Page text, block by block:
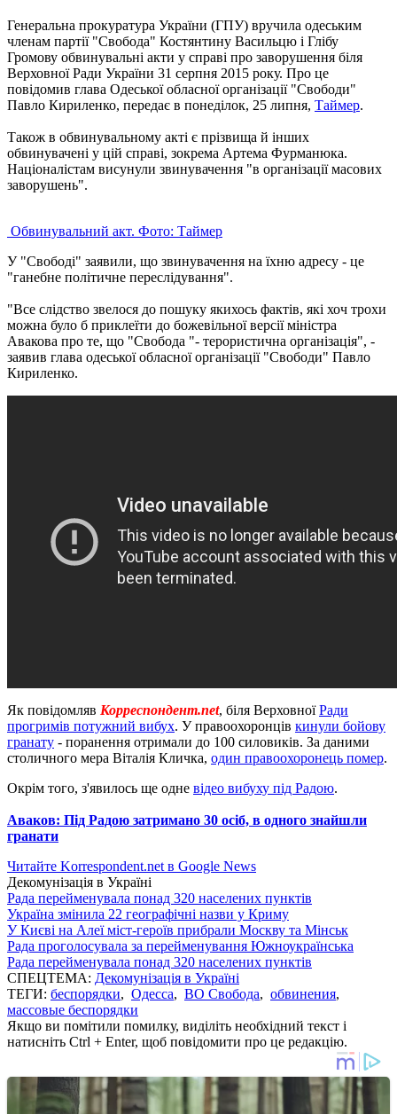
Генеральна прокуратура України (ГПУ) вручила одеським
членам партії "Свобода" Костянтину Васильцю і Глібу
Громову обвинувальні акти у справі про заворушення біля
Верховної Ради України 31 серпня 2015 року. Про це
повідомив глава Одеської обласної організації "Свободи"
Павло Кириленко, передає в понеділок, 25 липня, Таймер.
Також в обвинувальному акті є прізвища й інших
обвинувачені у цій справі, зокрема Артема Фурманюка.
Націоналістам висунули звинувачення "в організації масових
заворушень".
Обвинувальний акт. Фото: Таймер
У "Свободі" заявили, що звинувачення на їхню адресу - це
"ганебне політичне переслідування".
"Все слідство звелося до пошуку якихось фактів, які хоч трохи
можна було б приклеїти до божевільної версії міністра
Авакова про те, що "Свобода "- терористична організація", -
заявив глава одеської обласної організації "Свободи" Павло
Кириленко.
Як повідомляв Корреспондент.net, біля ВерховноїРади
прогримів потужний вибух. У правоохоронців кинули бойову
гранату - поранення отримали до 100 силовиків. За даними
столичного мера Віталія Кличка, один правоохоронець помер.
Окрім того, з'явилось ще одне відео вибуху під Радою.
Аваков: Під Радою затримано 30 осіб, в одного знайшли
гранати
Читайте Korrespondent.net в Google News
Декомунізація в Україні
Рада перейменувала понад 320 населених пунктів
Україна змінила 22 географічні назви у Криму
У Києві на Алеї міст-героїв прибрали Москву та Мінськ
Рада проголосувала за перейменування Южноукраїнська
Рада перейменувала понад 320 населених пунктів
СПЕЦТЕМА: Декомунізація в Україні
ТЕГИ: беспорядки, Одесса, ВО Свобода, обвинения,
массовые беспорядки
Якщо ви помітили помилку, виділіть необхідний текст і
натисніть Ctrl + Enter, щоб повідомити про це редакцію.